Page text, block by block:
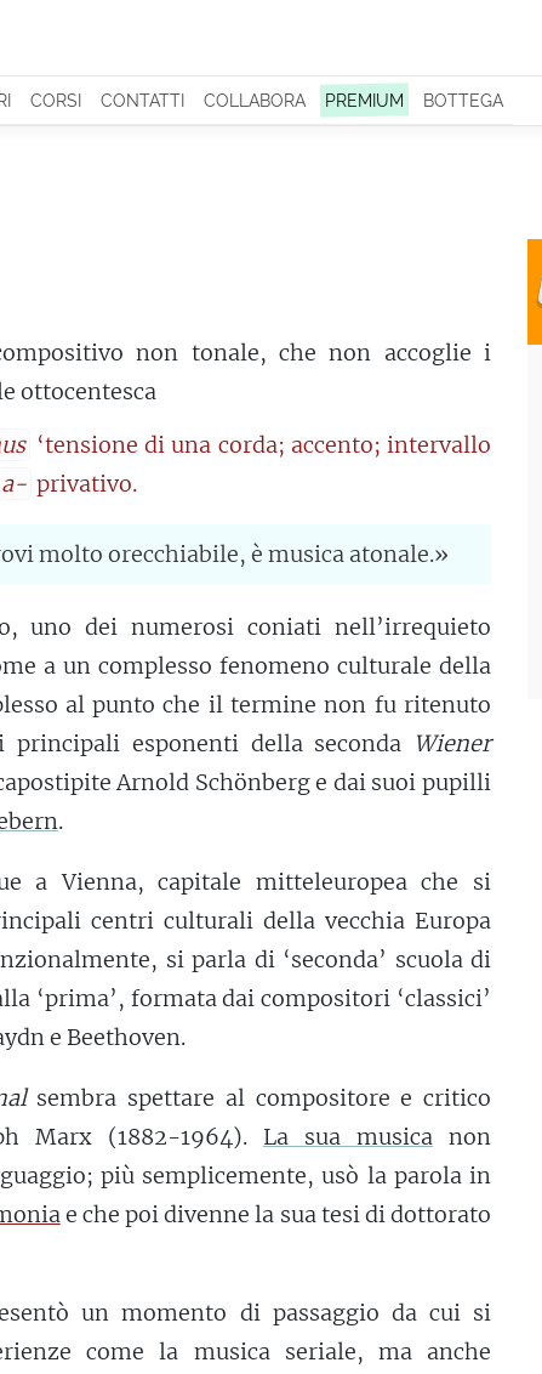
CORSI CONTATTI COLLABORA PREMIUM BOTTEGA
non tonale, che non accoglie i
ottocentesca
‘tensione di una corda; accento; intervallo
a- privativo.
molto orecchiabile, è musica atonale.»
uno dei numerosi coniati nell’irrequieto
a un complesso fenomeno culturale della
al punto che il termine non fu ritenuto
principali esponenti della seconda Wiener
Arnold Schönberg e dai suoi pupilli
.
a Vienna, capitale mitteleuropea che si
centri culturali della vecchia Europa
si parla di ‘seconda’ scuola di
‘prima’, formata dai compositori ‘classici’
e Beethoven.
sembra spettare al compositore e critico
Marx (1882-1964). La sua musica non
più semplicemente, usò la parola in
e che poi divenne la sua tesi di dottorato
un momento di passaggio da cui si
come la musica seriale, ma anche